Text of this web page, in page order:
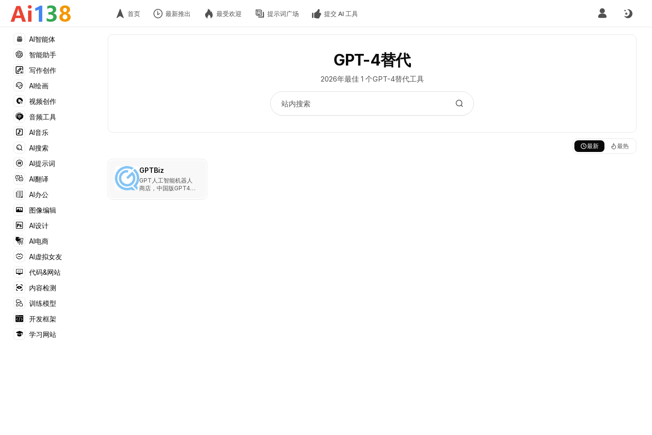
AI智能体
智能助手
写作创作
AI绘画
视频创作
音频工具
AI音乐
AI搜索
AI提示词
AI翻译
AI办公
图像编辑
AI设计
AI电商
AI虚拟女友
代码&网站
内容检测
训练模型
开发框架
学习网站
首页 最新推出 最受欢迎 提示词广场 提交 AI 工具
GPT-4替代
2026年最佳 1 个GPT-4替代工具
最新 最热
GPTBiz
GPT人工智能机器人
商店，中国版GPT4、